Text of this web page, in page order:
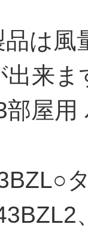
品は
出来ま
用
タ